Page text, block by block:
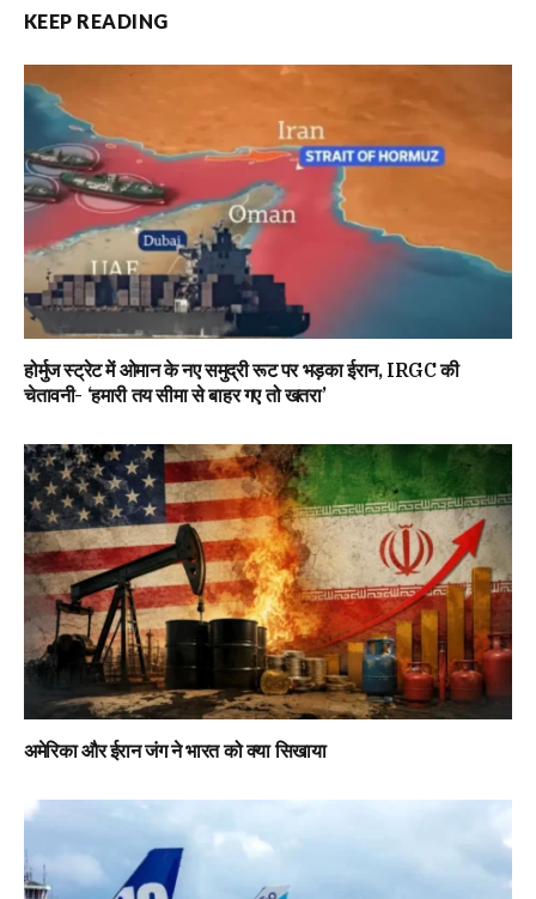
KEEP READING
होर्मुज स्ट्रेट में ओमान के नए समुद्री रूट पर भड़का ईरान, IRGC की
चेतावनी- ‘हमारी तय सीमा से बाहर गए तो खतरा’
अमेरिका और ईरान जंग ने भारत को क्या सिखाया